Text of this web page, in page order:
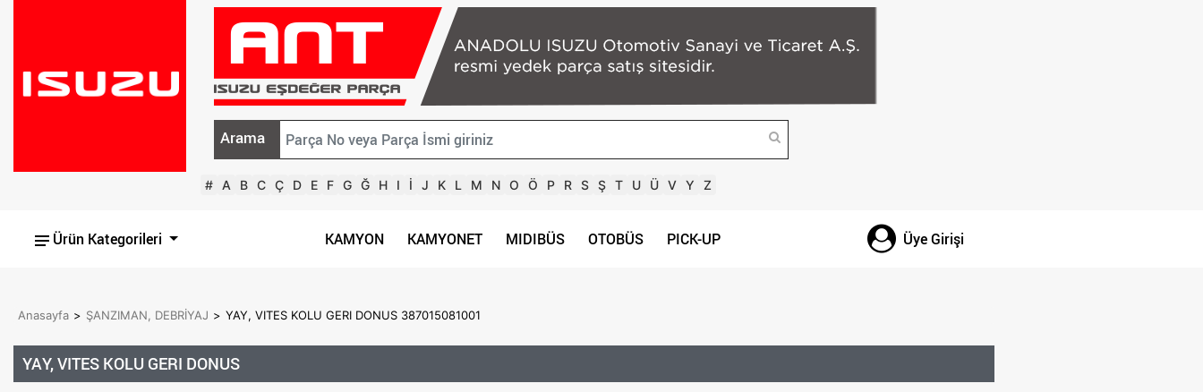
Arama
# A B C Ç D E F G Ğ H I İ J K L M N O Ö P R S Ş T U Ü V Y Z
Ürün Kategorileri KAMYON KAMYONET MIDIBÜS OTOBÜS PICK-UP Üye Girişi
Anasayfa > ŞANZIMAN, DEBRİYAJ > YAY, VITES KOLU GERI DONUS 387015081001
YAY, VITES KOLU GERI DONUS